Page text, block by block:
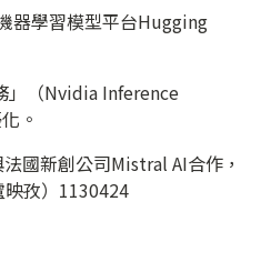
器學習模型平台Hugging
」（Nvidia Inference
。
國新創公司Mistral AI合作，
孜）1130424